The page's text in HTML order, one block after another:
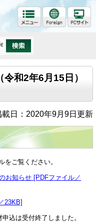
和2年6月15日）
日：2020年9月9日更新
ご覧ください。
お知らせ [PDFファイル／
23KB]
は受付終了しました。